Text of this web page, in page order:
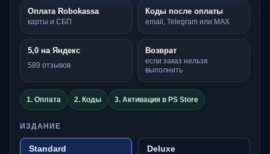
Оплата Robokassa
карты и СБП
Коды после оплаты
email, Telegram или MAX
5,0 на Яндекс
589 отзывов
Возврат
если заказ нельзя
выполнить
1. Оплата 2. Коды 3. Активация в PS Store
ИЗДАНИЕ
Standard Deluxe